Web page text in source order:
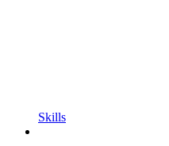
Skills